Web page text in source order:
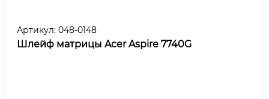
Артикул: 048-0148
Шлейф матрицы Acer Aspire 7740G